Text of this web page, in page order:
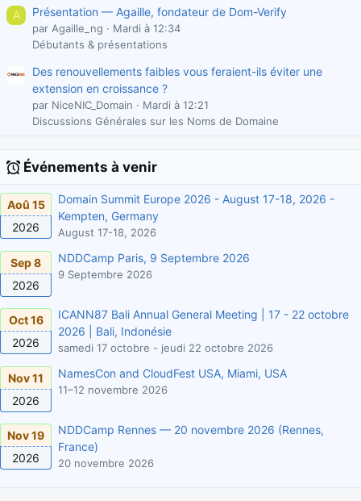
A Présentation — Agaille, fondateur de Dom-Verify
par Agaille_ng
Mardi à 12:34
Débutants & présentations
Des renouvellements faibles vous feraient-ils éviter une
extension en croissance ?
par NiceNIC_Domain
Mardi à 12:21
Discussions Générales sur les Noms de Domaine
Événements à venir
Aoû 15
2026
Domain Summit Europe 2026 - August 17-18, 2026 -
Kempten, Germany
August 17-18, 2026
Sep 8
2026
NDDCamp Paris, 9 Septembre 2026
9 Septembre 2026
Oct 16
2026
ICANN87 Bali Annual General Meeting | 17 - 22 octobre
2026 | Bali, Indonésie
samedi 17 octobre - jeudi 22 octobre 2026
Nov 11
2026
NamesCon and CloudFest USA, Miami, USA
11–12 novembre 2026
Nov 19
2026
NDDCamp Rennes — 20 novembre 2026 (Rennes,
France)
20 novembre 2026